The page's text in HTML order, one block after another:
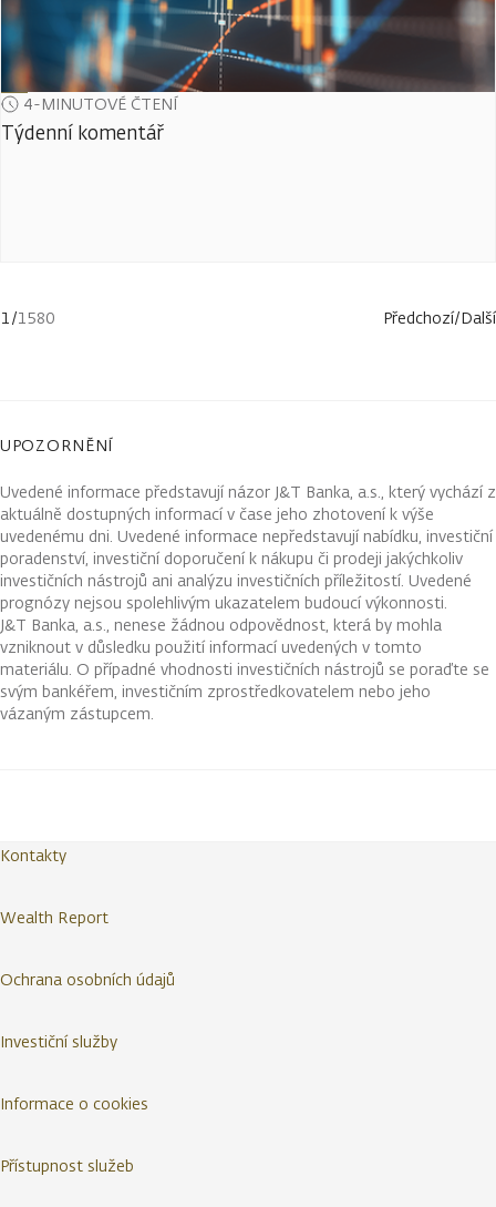
4-MINUTOVÉ ČTENÍ
Týdenní komentář
1/1580 Předchozí/Další
UPOZORNĚNÍ
Uvedené informace představují názor J&T Banka, a.s., který vychází z
aktuálně dostupných informací v čase jeho zhotovení k výše
uvedenému dni. Uvedené informace nepředstavují nabídku, investiční
poradenství, investiční doporučení k nákupu či prodeji jakýchkoliv
investičních nástrojů ani analýzu investičních příležitostí. Uvedené
prognózy nejsou spolehlivým ukazatelem budoucí výkonnosti.
J&T Banka, a.s., nenese žádnou odpovědnost, která by mohla
vzniknout v důsledku použití informací uvedených v tomto
materiálu. O případné vhodnosti investičních nástrojů se poraďte se
svým bankéřem, investičním zprostředkovatelem nebo jeho
vázaným zástupcem.
Kontakty
Wealth Report
Ochrana osobních údajů
Investiční služby
Informace o cookies
Přístupnost služeb